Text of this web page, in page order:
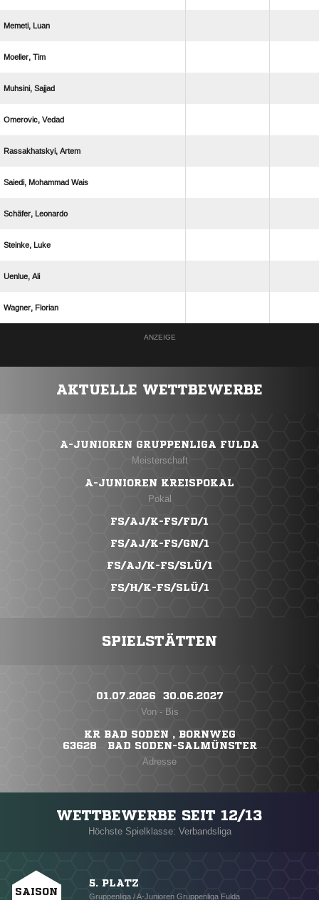
 
 
 
 
 
  
 
 
 
 
ANZEIGE
AKTUELLE WETTBEWERBE
A-JUNIOREN GRUPPENLIGA FULDA
Meisterschaft
A-JUNIOREN KREISPOKAL
Pokal
FS/AJ/K-FS/FD/1
FS/AJ/K-FS/GN/1
FS/AJ/K-FS/SLÜ/1
FS/H/K-FS/SLÜ/1
SPIELSTÄTTEN
01.07.2026 ​ 30.06.2027
Von - Bis
KR BAD SODEN , BORNWEG
63628 BAD SODEN-SALMÜNSTER
Adresse
WETTBEWERBE SEIT 12/13
Höchste Spielklasse: Verbandsliga
SAISON
5. PLATZ
Gruppenliga / A-Junioren Gruppenliga Fulda